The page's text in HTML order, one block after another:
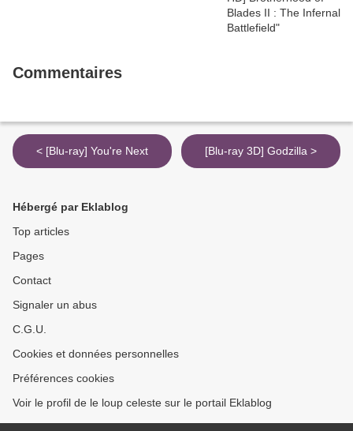
Commentaires
< [Blu-ray] You're Next [Blu-ray 3D] Godzilla >
Hébergé par Eklablog
Top articles
Pages
Contact
Signaler un abus
C.G.U.
Cookies et données personnelles
Préférences cookies
Voir le profil de le loup celeste sur le portail Eklablog